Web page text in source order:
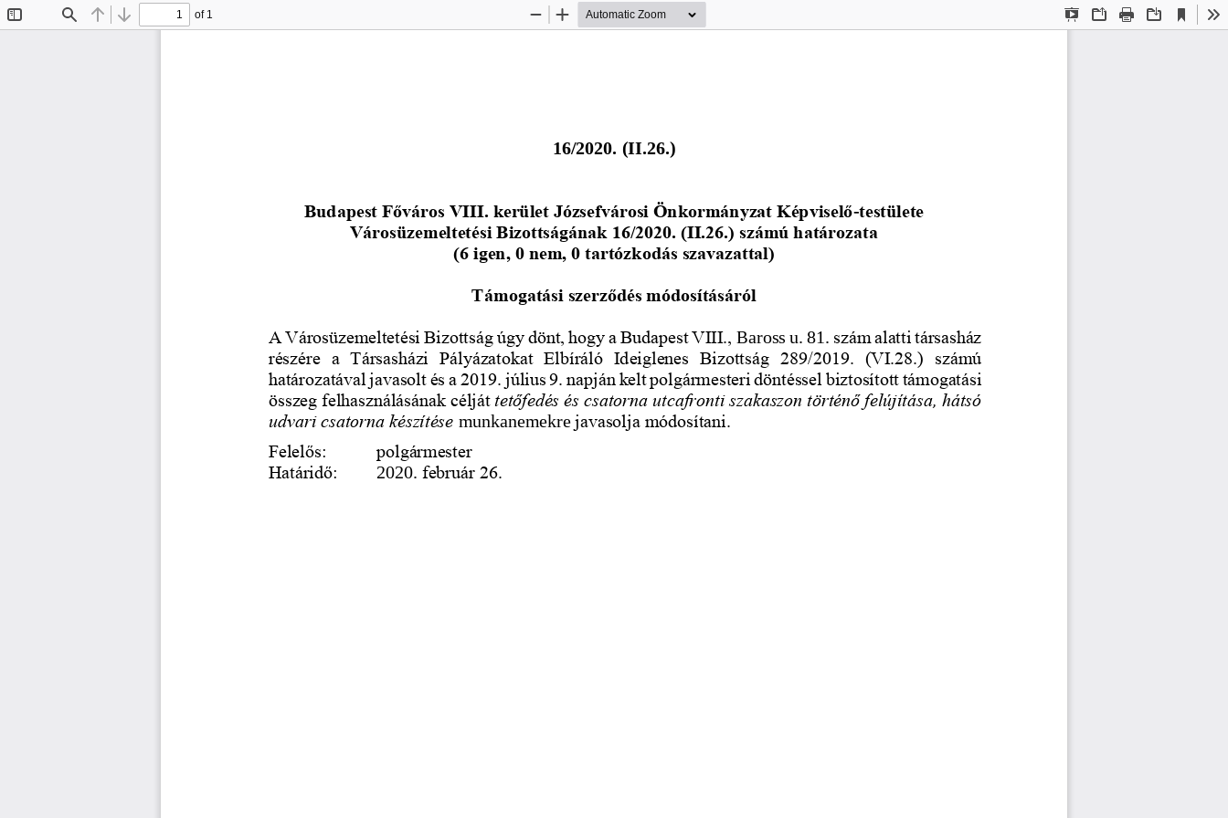
Find Previous
Next
of 1
Presentation
OpenPrint Download
Current
View
Zoom
Zoom
16/2020. (II.26.)
Budapest Főváros VIII. kerület Józsefvárosi Önkormányzat Képviselő-testülete
Városüzemeltetési Bizottságának 16/2020. (II.26.) számú határozata
(6 igen, 0 nem, 0 tartózkodás szavazattal)
Támogatási szerződés módosításáról
A Városüzemeltetési Bizottság úgy dönt, hogy a Budapest VIII., Baross u. 81. szám alatti társasház
részére  a  Társasházi  Pályázatokat  Elbíráló  Ideiglenes  Bizottság
289/2019.  (VI.28.)  számú
határozatával javasolt és a 2019. július 9. napján kelt polgármesteri döntéssel biztosított támogatási
összeg felhasználásának célját tetőfedés és csatorna utcafronti szakaszon történő felújítása, hátsó
udvari csatorna készítése munkanemekre javasolja módosítani.
Felelős:
polgármester
Határidő:
2020 . február 26.